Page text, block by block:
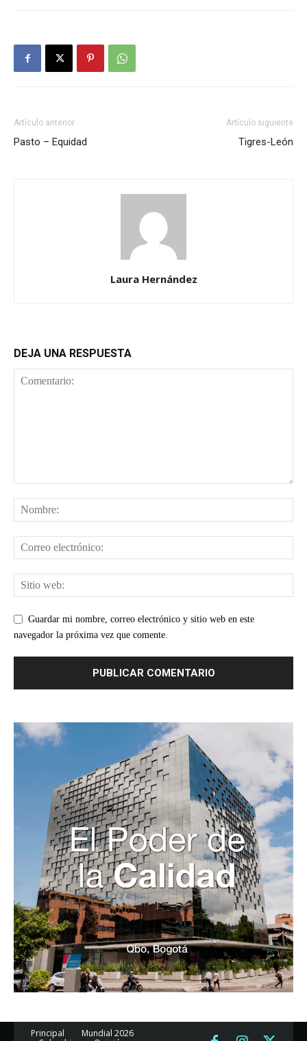
Artículo anterior
Pasto – Equidad
Artículo siguiente
Tigres-León
Laura Hernández
DEJA UNA RESPUESTA
Guardar mi nombre, correo electrónico y sitio web en este
navegador la próxima vez que comente.
Principal
Mundial 2026